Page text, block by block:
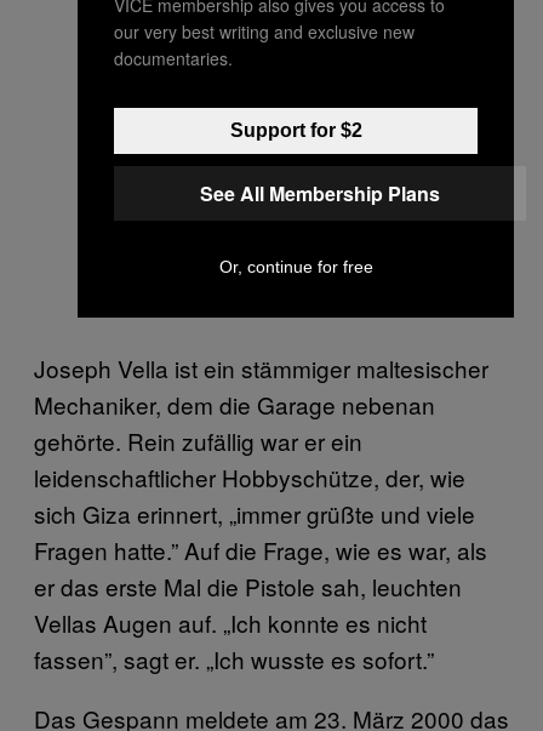
Joseph Vella ist ein stämmiger maltesischer
Mechaniker, dem die Garage nebenan
gehörte. Rein zufällig war er ein
leidenschaftlicher Hobbyschütze, der, wie
sich Giza erinnert, „immer grüßte und viele
Fragen hatte.” Auf die Frage, wie es war, als
er das erste Mal die Pistole sah, leuchten
Vellas Augen auf. „Ich konnte es nicht
fassen”, sagt er. „Ich wusste es sofort.”
Das Gespann meldete am 23. März 2000 das
our very best writing and exclusive new
documentaries.
Support for $2
See All Membership Plans
Or, continue for free